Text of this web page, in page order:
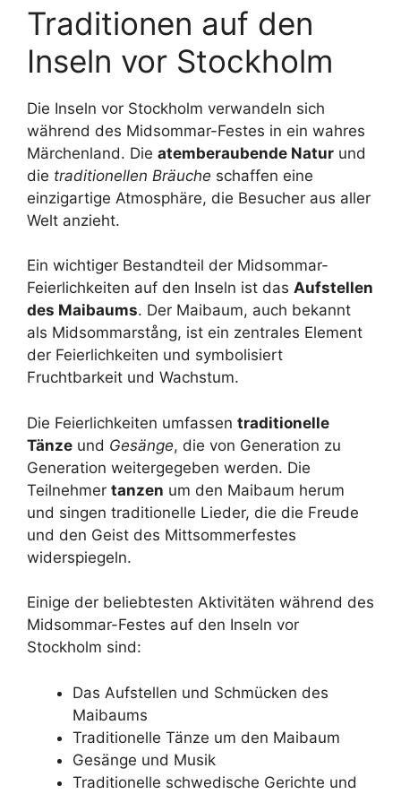
Traditionen auf den
Inseln vor Stockholm
Die Inseln vor Stockholm verwandeln sich
während des Midsommar-Festes in ein wahres
Märchenland. Die atemberaubende Natur und
die traditionellen Bräuche schaffen eine
einzigartige Atmosphäre, die Besucher aus aller
Welt anzieht.
Ein wichtiger Bestandteil der Midsommar-
Feierlichkeiten auf den Inseln ist das Aufstellen
des Maibaums. Der Maibaum, auch bekannt
als Midsommarstång, ist ein zentrales Element
der Feierlichkeiten und symbolisiert
Fruchtbarkeit und Wachstum.
Die Feierlichkeiten umfassen traditionelle
Tänze und Gesänge, die von Generation zu
Generation weitergegeben werden. Die
Teilnehmer tanzen um den Maibaum herum
und singen traditionelle Lieder, die die Freude
und den Geist des Mittsommerfestes
widerspiegeln.
Einige der beliebtesten Aktivitäten während des
Midsommar-Festes auf den Inseln vor
Stockholm sind:
Das Aufstellen und Schmücken des
Maibaums
Traditionelle Tänze um den Maibaum
Gesänge und Musik
Traditionelle schwedische Gerichte und